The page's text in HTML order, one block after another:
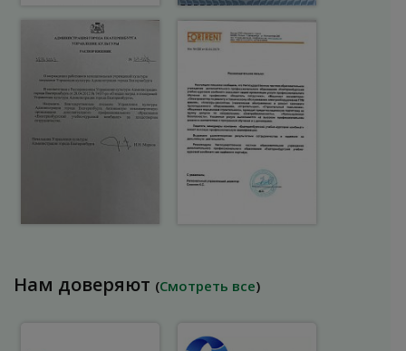
Нам доверяют (Смотреть все)